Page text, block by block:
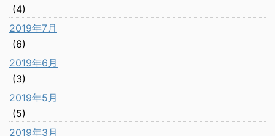
(4)
2019年7月
(6)
2019年6月
(3)
2019年5月
(5)
2019年3月